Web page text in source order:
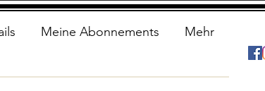
Meine Abonnements Mehr